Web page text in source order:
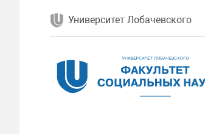
Университет Лобачевского